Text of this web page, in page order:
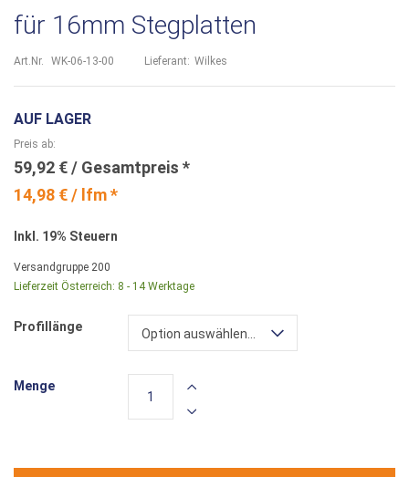
für 16mm Stegplatten
Art.Nr. WK-06-13-00 Lieferant: Wilkes
AUF LAGER
14,98 € / lfm *
Preis ab
59,92 €
Inkl. 19% Steuern
Versandgruppe 200
Lieferzeit Österreich: 8 - 14 Werktage
Profillänge Option auswählen...
Menge